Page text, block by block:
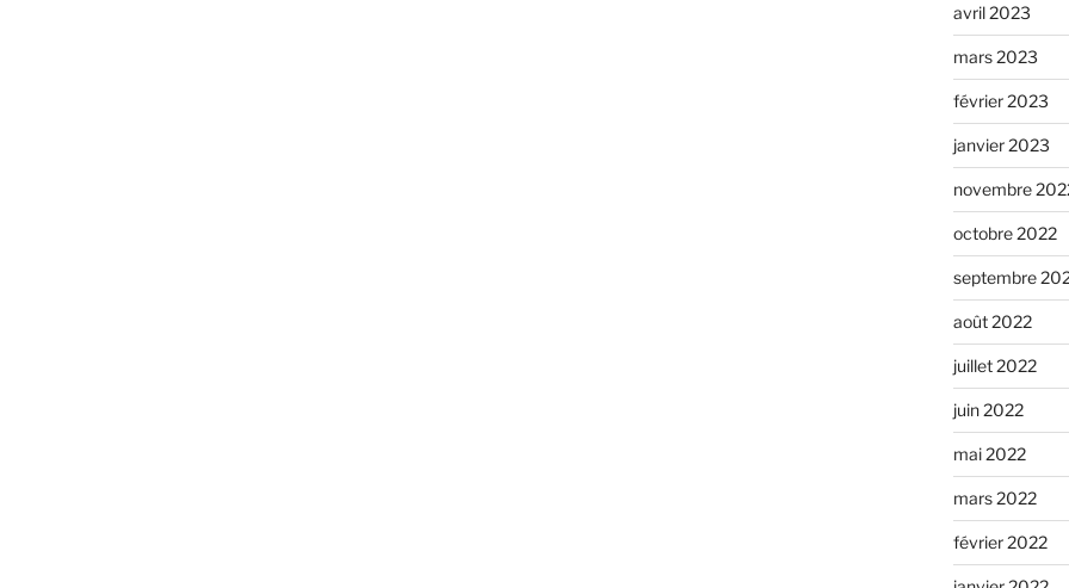
avril 2023
mars 2023
février 2023
janvier 2023
novembre
octobre 2022
septembre
août 2022
juillet 2022
juin 2022
mai 2022
mars 2022
février 2022